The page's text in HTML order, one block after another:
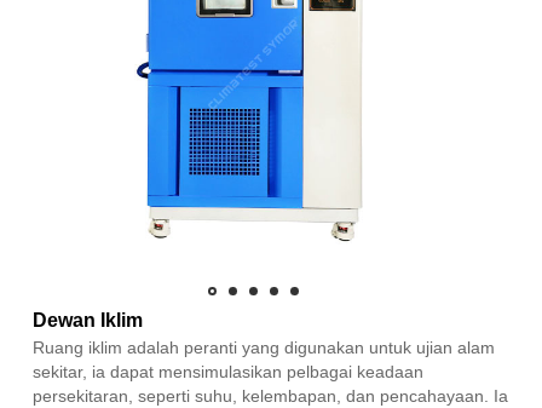
Dewan Iklim
Ruang iklim adalah peranti yang digunakan untuk ujian alam
sekitar, ia dapat mensimulasikan pelbagai keadaan
persekitaran, seperti suhu, kelembapan, dan pencahayaan. Ia